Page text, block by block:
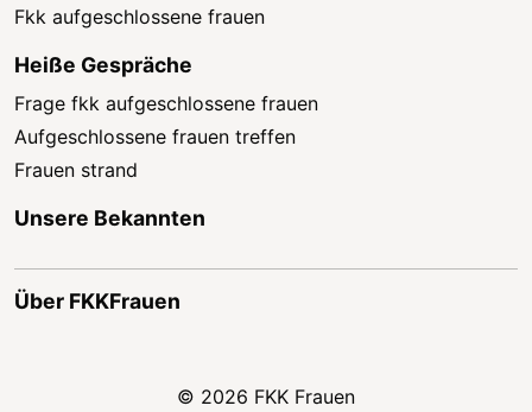
Fkk aufgeschlossene frauen
Heiße Gespräche
Frage fkk aufgeschlossene frauen
Aufgeschlossene frauen treffen
Frauen strand
Unsere Bekannten
Über FKKFrauen
© 2026 FKK Frauen